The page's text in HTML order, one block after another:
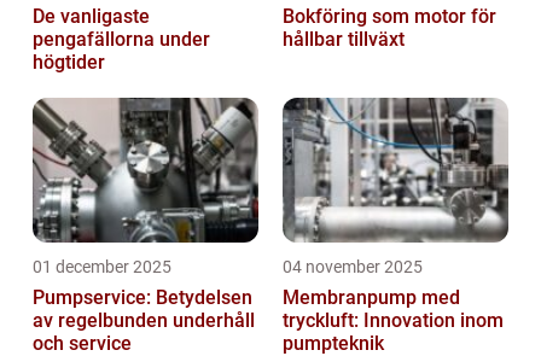
De vanligaste
pengafällorna under
högtider
Bokföring som motor för
hållbar tillväxt
01 december 2025
Pumpservice: Betydelsen
av regelbunden underhåll
och service
04 november 2025
Membranpump med
tryckluft: Innovation inom
pumpteknik